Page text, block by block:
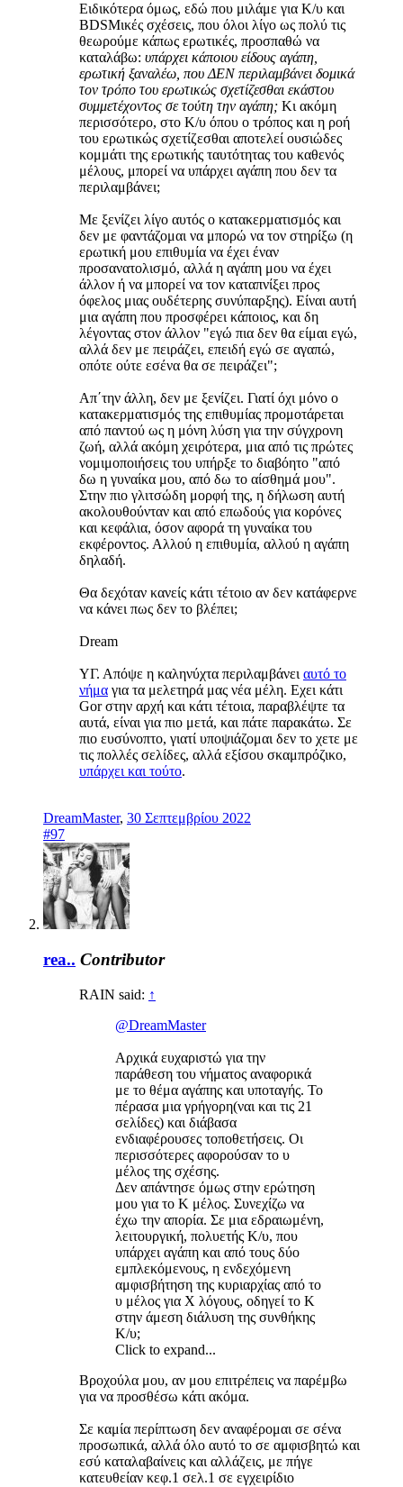
Ειδικότερα όμως, εδώ που μιλάμε για Κ/υ και
BDSMικές σχέσεις, που όλοι λίγο ως πολύ τις
θεωρούμε κάπως ερωτικές, προσπαθώ να
καταλάβω: υπάρχει κάποιου είδους αγάπη,
ερωτική ξαναλέω, που ΔΕΝ περιλαμβάνει δομικά
τον τρόπο του ερωτικώς σχετίζεσθαι εκάστου
συμμετέχοντος σε τούτη την αγάπη; Κι ακόμη
περισσότερο, στο Κ/υ όπου ο τρόπος και η ροή
του ερωτικώς σχετίζεσθαι αποτελεί ουσιώδες
κομμάτι της ερωτικής ταυτότητας του καθενός
μέλους, μπορεί να υπάρχει αγάπη που δεν τα
περιλαμβάνει;
Με ξενίζει λίγο αυτός ο κατακερματισμός και
δεν με φαντάζομαι να μπορώ να τον στηρίξω (η
ερωτική μου επιθυμία να έχει έναν
προσανατολισμό, αλλά η αγάπη μου να έχει
άλλον ή να μπορεί να τον καταπνίξει προς
όφελος μιας ουδέτερης συνύπαρξης). Είναι αυτή
μια αγάπη που προσφέρει κάποιος, και δη
λέγοντας στον άλλον "εγώ πια δεν θα είμαι εγώ,
αλλά δεν με πειράζει, επειδή εγώ σε αγαπώ,
οπότε ούτε εσένα θα σε πειράζει";
Απ΄την άλλη, δεν με ξενίζει. Γιατί όχι μόνο ο
κατακερματισμός της επιθυμίας προμοτάρεται
από παντού ως η μόνη λύση για την σύγχρονη
ζωή, αλλά ακόμη χειρότερα, μια από τις πρώτες
νομιμοποιήσεις του υπήρξε το διαβόητο "από
δω η γυναίκα μου, από δω το αίσθημά μου".
Στην πιο γλιτσώδη μορφή της, η δήλωση αυτή
ακολουθούνταν και από επωδούς για κορόνες
και κεφάλια, όσον αφορά τη γυναίκα του
εκφέροντος. Αλλού η επιθυμία, αλλού η αγάπη
δηλαδή.
Θα δεχόταν κανείς κάτι τέτοιο αν δεν κατάφερνε
να κάνει πως δεν το βλέπει;
Dream
ΥΓ. Απόψε η καληνύχτα περιλαμβάνει αυτό το
νήμα για τα μελετηρά μας νέα μέλη. Εχει κάτι
Gor στην αρχή και κάτι τέτοια, παραβλέψτε τα
αυτά, είναι για πιο μετά, και πάτε παρακάτω. Σε
πιο ευσύνοπτο, γιατί υποψιάζομαι δεν το χετε με
τις πολλές σελίδες, αλλά εξίσου σκαμπρόζικο,
υπάρχει και τούτο.
DreamMaster, 30 Σεπτεμβρίου 2022
#97
rea.. Contributor
RAIN said: ↑
@DreamMaster
Αρχικά ευχαριστώ για την
παράθεση του νήματος αναφορικά
με το θέμα αγάπης και υποταγής. Το
πέρασα μια γρήγορη(ναι και τις 21
σελίδες) και διάβασα
ενδιαφέρουσες τοποθετήσεις. Οι
περισσότερες αφορούσαν το υ
μέλος της σχέσης.
Δεν απάντησε όμως στην ερώτηση
μου για το Κ μέλος. Συνεχίζω να
έχω την απορία. Σε μια εδραιωμένη,
λειτουργική, πολυετής Κ/υ, που
υπάρχει αγάπη και από τους δύο
εμπλεκόμενους, η ενδεχόμενη
αμφισβήτηση της κυριαρχίας από το
υ μέλος για Χ λόγους, οδηγεί το Κ
στην άμεση διάλυση της συνθήκης
Κ/υ;
Click to expand...
Βροχούλα μου, αν μου επιτρέπεις να παρέμβω
για να προσθέσω κάτι ακόμα.
Σε καμία περίπτωση δεν αναφέρομαι σε σένα
προσωπικά, αλλά όλο αυτό το σε αμφισβητώ και
εσύ καταλαβαίνεις και αλλάζεις, με πήγε
κατευθείαν κεφ.1 σελ.1 σε εγχειρίδιο